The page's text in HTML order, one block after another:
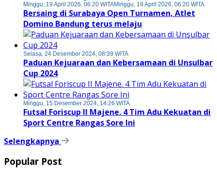
Minggu, 19 April 2026, 06:20 WITAMinggu, 19 April 2026, 06:20 WITA
Bersaing di Surabaya Open Turnamen, Atlet
Domino Bandung terus melaju
Selasa, 24 Desember 2024, 08:39 WITA
Paduan Kejuaraan dan Kebersamaan di Unsulbar
Cup 2024
Minggu, 15 Desember 2024, 14:26 WITA
Futsal Foriscup II Majene. 4 Tim Adu Kekuatan di
Sport Centre Rangas Sore Ini
Selengkapnya
Popular Post